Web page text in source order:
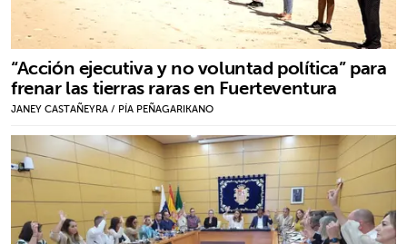
“Acción ejecutiva y no voluntad política” para
frenar las tierras raras en Fuerteventura
JANEY CASTAÑEYRA / PÍA PEÑAGARIKANO